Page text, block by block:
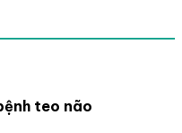
teo não